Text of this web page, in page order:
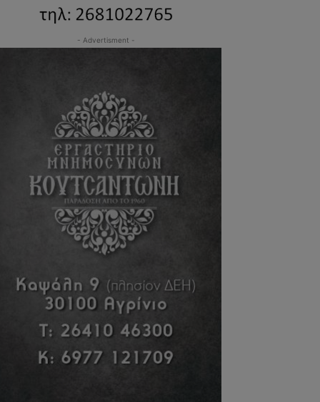
- Advertisment -